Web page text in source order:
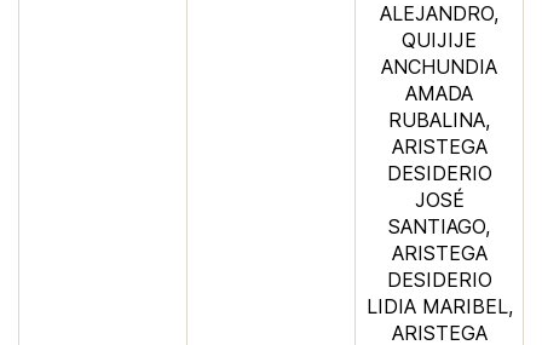
ALEJANDRO,
QUIJIJE
ANCHUNDIA
AMADA
RUBALINA,
ARISTEGA
DESIDERIO
JOSÉ
SANTIAGO,
ARISTEGA
DESIDERIO
LIDIA MARIBEL,
ARISTEGA